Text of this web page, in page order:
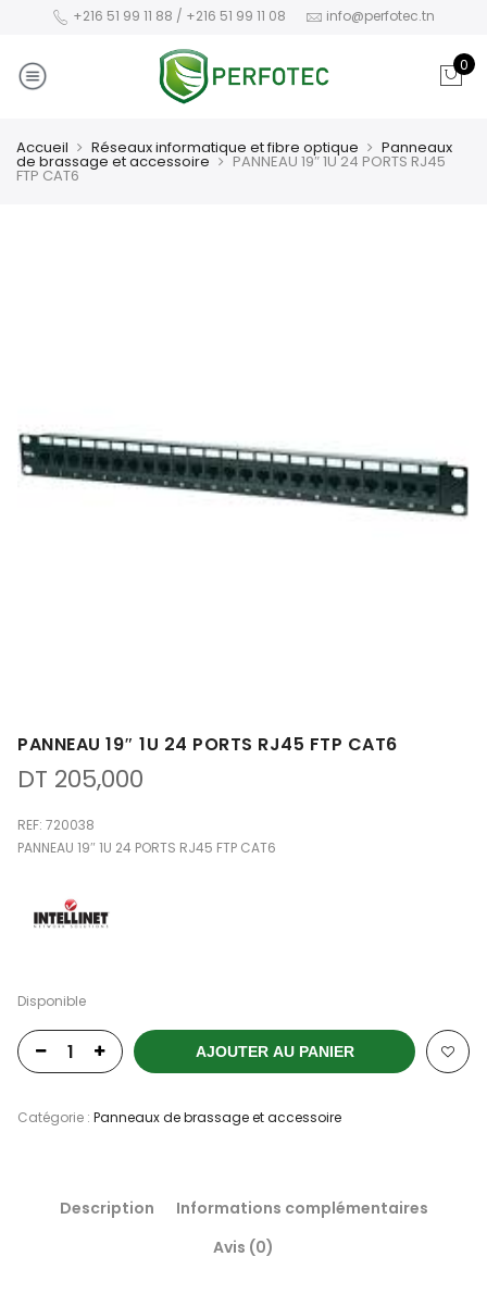
+216 51 99 11 88 / +216 51 99 11 08 info@perfotec.tn
0
Accueil Réseaux informatique et fibre optique Panneaux
de brassage et accessoire PANNEAU 19″ 1U 24 PORTS RJ45
FTP CAT6
PANNEAU 19″ 1U 24 PORTS RJ45 FTP CAT6
DT 205,000
REF: 720038
PANNEAU 19″ 1U 24 PORTS RJ45 FTP CAT6
Disponible
AJOUTER AU PANIER
Catégorie : Panneaux de brassage et accessoire
Description
Informations complémentaires
Avis (0)